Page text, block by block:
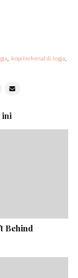
kopi terkenal di Jogja
ini
Behind